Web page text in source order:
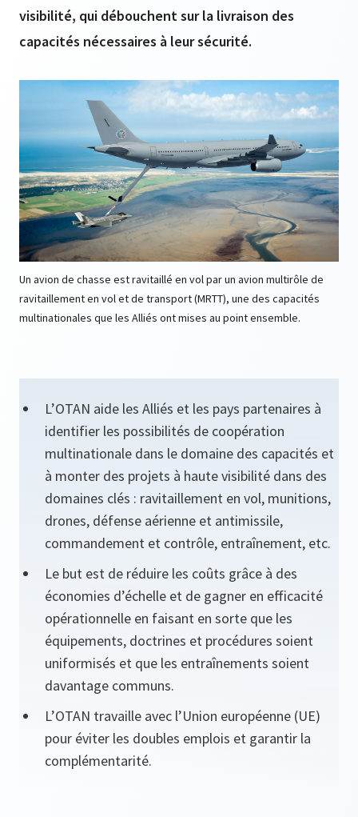
visibilité, qui débouchent sur la livraison des
capacités nécessaires à leur sécurité.
Un avion de chasse est ravitaillé en vol par un avion multirôle de
ravitaillement en vol et de transport (MRTT), une des capacités
multinationales que les Alliés ont mises au point ensemble.
L’OTAN aide les Alliés et les pays partenaires à
identifier les possibilités de coopération
multinationale dans le domaine des capacités et
à monter des projets à haute visibilité dans des
domaines clés : ravitaillement en vol, munitions,
drones, défense aérienne et antimissile,
commandement et contrôle, entraînement, etc.
Le but est de réduire les coûts grâce à des
économies d’échelle et de gagner en efficacité
opérationnelle en faisant en sorte que les
équipements, doctrines et procédures soient
uniformisés et que les entraînements soient
davantage communs.
L’OTAN travaille avec l’Union européenne (UE)
pour éviter les doubles emplois et garantir la
complémentarité.